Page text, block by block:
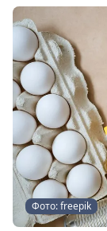
Фото: freepik